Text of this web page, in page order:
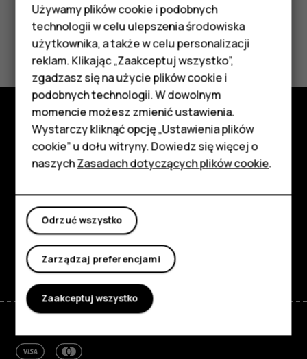
Smartfony
Telefony z funkcjami
podstawowymi
Akcesoria
HMD Terra M
Tablety
Moje konto
Czy te informacje były pomocne?
Tak Nie
Poznaj
Informacje
Planet and people
Wsparcie
FacebookInstagram
TiktokYoutubeLinkedin
Używamy plików cookie i podobnych
technologii w celu ulepszenia środowiska
użytkownika, a także w celu personalizacji
reklam. Klikając „Zaakceptuj wszystko”,
zgadzasz się na użycie plików cookie i
podobnych technologii. W dowolnym
momencie możesz zmienić ustawienia.
Wystarczy kliknąć opcję „Ustawienia plików
cookie” u dołu witryny. Dowiedz się więcej o
naszychZasadach dotyczących plików cookie.
Odrzuć wszystko
Zarządzaj preferencjami
Zaakceptuj wszystko